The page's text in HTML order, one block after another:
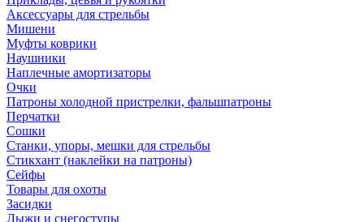
Аксессуары для стрельбы
Мишени
Муфты коврики
Наушники
Наплечные амортизаторы
Очки
Патроны холодной пристрелки, фальшпатроны
Перчатки
Сошки
Станки, упоры, мешки для стрельбы
Стикхант (наклейки на патроны)
Сейфы
Товары для охоты
Засидки
Лыжи и снегоступы